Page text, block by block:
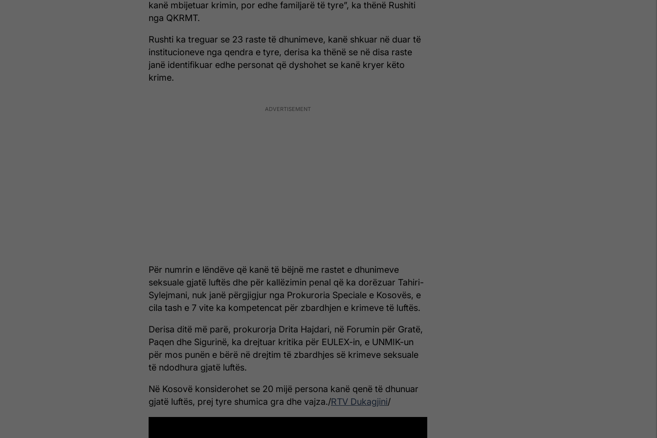
kanë mbijetuar krimin, por edhe familjarë të tyre”, ka thënë Rushiti
nga QKRMT.
Rushti ka treguar se 23 raste të dhunimeve, kanë shkuar në duar të
institucioneve nga qendra e tyre, derisa ka thënë se në disa raste
janë identifikuar edhe personat që dyshohet se kanë kryer këto
krime.
Për numrin e lëndëve që kanë të bëjnë me rastet e dhunimeve
seksuale gjatë luftës dhe për kallëzimin penal që ka dorëzuar Tahiri-
Sylejmani, nuk janë përgjigjur nga Prokuroria Speciale e Kosovës, e
cila tash e 7 vite ka kompetencat për zbardhjen e krimeve të luftës.
Derisa ditë më parë, prokurorja Drita Hajdari, në Forumin për Gratë,
Paqen dhe Sigurinë, ka drejtuar kritika për EULEX-in, e UNMIK-un
për mos punën e bërë në drejtim të zbardhjes së krimeve seksuale
të ndodhura gjatë luftës.
Në Kosovë konsiderohet se 20 mijë persona kanë qenë të dhunuar
gjatë luftës, prej tyre shumica gra dhe vajza./RTV Dukagjini/